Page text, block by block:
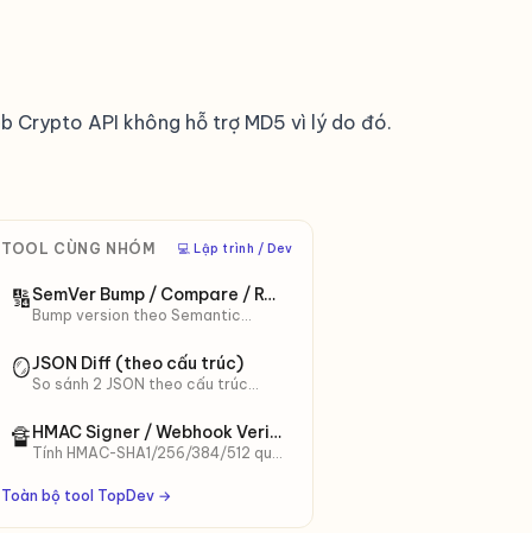
Crypto API không hỗ trợ MD5 vì lý do đó.
TOOL CÙNG NHÓM ‍💻 Lập trình / Dev
🔢 SemVer Bump / Compare / Range
Bump version theo Semantic
(major/minor/patch/prerelease).
So sánh 2 phiên bản, test range
^/~/>=/<.
🪞JSON Diff (theo cấu trúc)
So sánh 2 JSON theo cấu trúc
format. Hiển thị key thêm/xoá/đổi
với JSONPath. Khác Text Diff.
🔏 HMAC Signer / Webhook Verifier
Tính HMAC-SHA1/256/384/512 qua
Stripe, Slack — verify webhook
signature local.
Toàn bộ tool TopDev →